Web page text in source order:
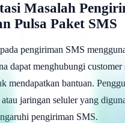
Masalah
Pulsa Paket SMS
pengiriman SMS
dapat menghubungi customer
mendapatkan bantuan.
jaringan seluler yang
pengiriman SMS.